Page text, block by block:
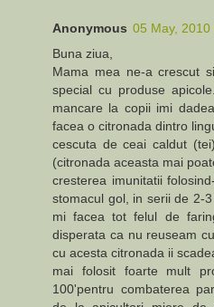
Anonymous 05 May, 2010
Buna ziua,
Mama mea ne-a crescut
special cu produse
mancare la copii imi
facea o citronada dintro
cescuta de ceai caldut
(citronada aceasta mai
cresterea imunitatii
stomacul gol, in serii de 2-
mi facea tot felul de
disperata ca nu reuseam
cu acesta citronada ii
mai folosit foarte mult
100'pentru combaterea